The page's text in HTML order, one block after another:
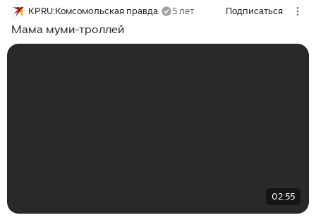
KP.RU:Комсомольская правда 5 лет Подписаться
Мама муми-троллей
02:55